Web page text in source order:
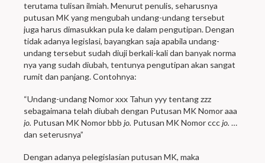
terutama tulisan ilmiah. Menurut penulis, seharusnya
putusan MK yang mengubah undang-undang tersebut
juga harus dimasukkan pula ke dalam pengutipan. Dengan
tidak adanya legislasi, bayangkan saja apabila undang-
undang tersebut sudah diuji berkali-kali dan banyak norma
nya yang sudah diubah, tentunya pengutipan akan sangat
rumit dan panjang. Contohnya:
“Undang-undang Nomor xxx Tahun yyy tentang zzz
sebagaimana telah diubah dengan Putusan MK Nomor aaa
jo. Putusan MK Nomor bbb jo. Putusan MK Nomor cccjo. …
dan seterusnya”
Dengan adanya pelegislasian putusan MK, maka